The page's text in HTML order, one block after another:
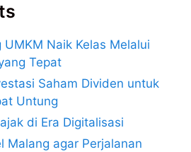
UMKM Naik Kelas Melalui
Tepat
Saham Dividen untuk
Untung
di Era Digitalisasi
Malang agar Perjalanan